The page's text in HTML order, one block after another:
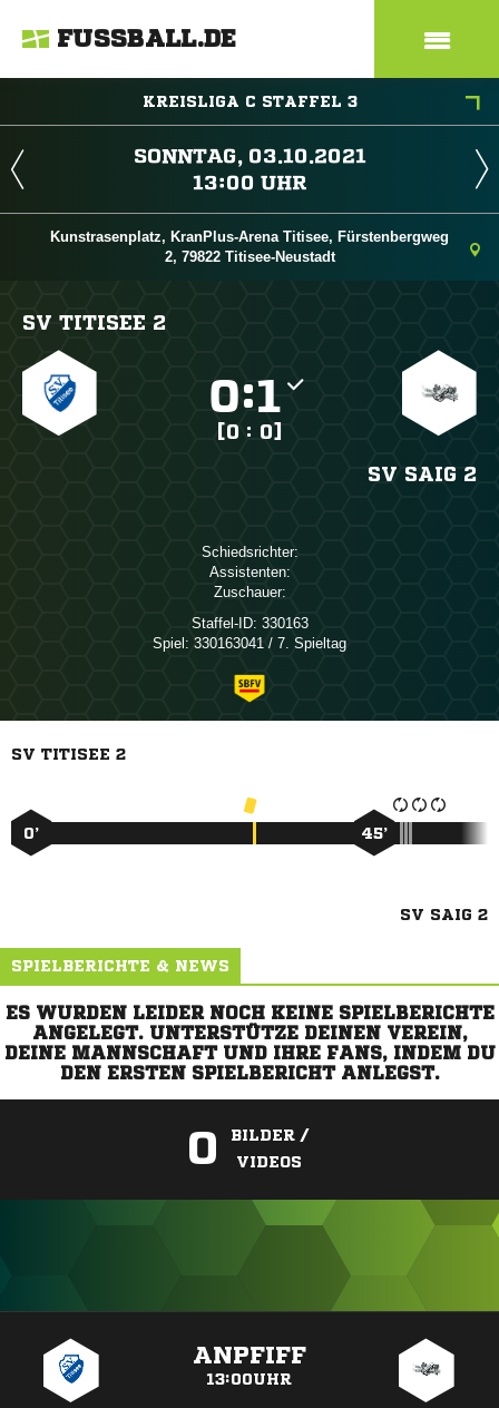
FUSSBALL.DE
KREISLIGA C STAFFEL 3
 
 
Kunstrasenplatz, KranPlus-Arena Titisee, Fürstenbergweg
2, 79822 Titisee-Neustadt
SV TITISEE 2
:
[0 : 0]
SV SAIG 2
Schiedsrichter:
Assistenten:
Zuschauer:
Staffel-ID: 330163
Spiel: 330163041 / 7. Spieltag
SV TITISEE 2
0’ 45’
SV SAIG 2
SPIELBERICHTE & NEWS
ES WURDEN LEIDER NOCH KEINE SPIELBERICHTE
ANGELEGT. UNTERSTÜTZE DEINEN VEREIN,
DEINE MANNSCHAFT UND IHRE FANS, INDEM DU
DEN ERSTEN SPIELBERICHT ANLEGST.
0
BILDER /
VIDEOS
ANPFIFF
13:00UHR